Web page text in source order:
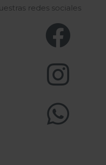
redes sociales